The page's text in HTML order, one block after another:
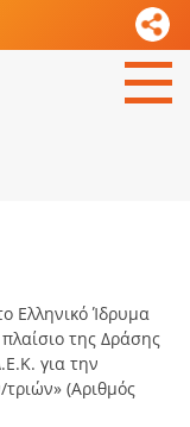
Ελληνικό Ίδρυμα
της Δράσης
για την
(Αριθμός